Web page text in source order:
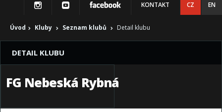
KONTAKT CZ EN
Úvod Kluby Seznam klubů Detail klubu
DETAIL KLUBU
FG Nebeská Rybná